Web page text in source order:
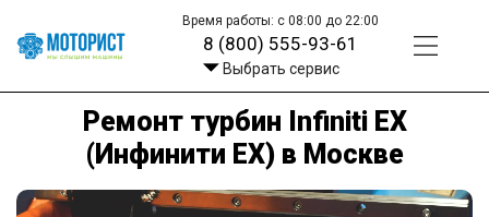
Время работы: с 08:00 до 22:00
8 (800) 555-93-61
Выбрать сервис
Ремонт турбин Infiniti EX
(Инфинити ЕХ) в Москве